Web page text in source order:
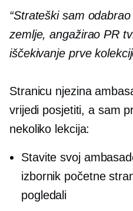
“Strateški sam
zemlje, angažirao PR
iščekivanje prve
Stranicu njezina
vrijedi posjetiti, a sam
nekoliko lekcija:
Stavite svoj
izbornik početne
pogledali